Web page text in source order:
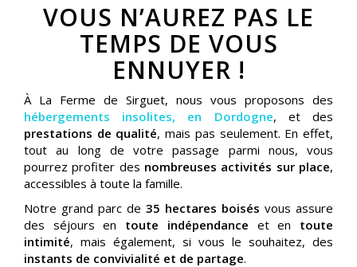
VOUS N’AUREZ PAS LE
TEMPS DE VOUS
ENNUYER !
À La Ferme de Sirguet, nous vous proposons des
hébergements insolites, en Dordogne, et des
prestations de qualité, mais pas seulement. En effet,
tout au long de votre passage parmi nous, vous
pourrez profiter des nombreuses activités sur place,
accessibles à toute la famille.
Notre grand parc de 35 hectares boisés vous assure
des séjours en toute indépendance et en toute
intimité, mais également, si vous le souhaitez, des
instants de convivialité et de partage.